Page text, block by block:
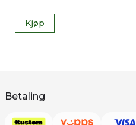
Kjøp
Betaling